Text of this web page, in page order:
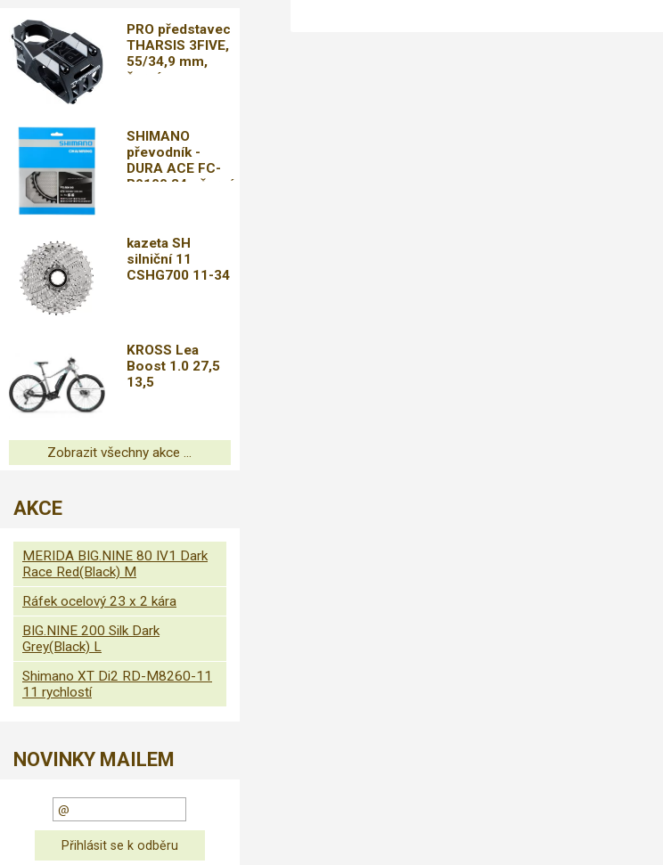
PRO představec
THARSIS 3FIVE,
55/34,9 mm,
černý
SHIMANO
převodník -
DURA ACE FC-
R9100 34 - černá
kazeta SH
silniční 11
CSHG700 11-34
KROSS Lea
Boost 1.0 27,5
13,5
Zobrazit všechny akce ...
AKCE
MERIDA BIG.NINE 80 IV1 Dark
Race Red(Black) M
Ráfek ocelový 23 x 2 kára
BIG.NINE 200 Silk Dark
Grey(Black) L
Shimano XT Di2 RD-M8260-11
11 rychlostí
NOVINKY MAILEM